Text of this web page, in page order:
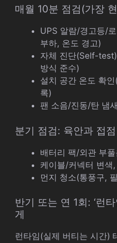
매월 10분 점검(가장
UPS 알람/경고등/
부하, 온도 경고)
자체 진단(Self-
방식 준수)
설치 공간 온도 확
록)
팬 소음/진동/탄 냄
분기 점검: 육안과 접
배터리 팩/외관 부
케이블/커넥터 변색
먼지 청소(통풍구,
반기 또는 연 1회: ‘런
게
런타임(실제 버티는 시간)